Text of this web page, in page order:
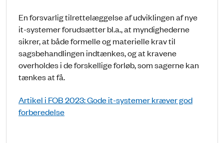
En forsvarlig tilrettelæggelse af udviklingen af nye
it-systemer forudsætter bl.a., at myndighederne
sikrer, at både formelle og materielle krav til
sagsbehandlingen indtænkes, og at kravene
overholdes i de forskellige forløb, som sagerne kan
tænkes at få.
Artikel i FOB 2023: Gode it-systemer kræver god
forberedelse